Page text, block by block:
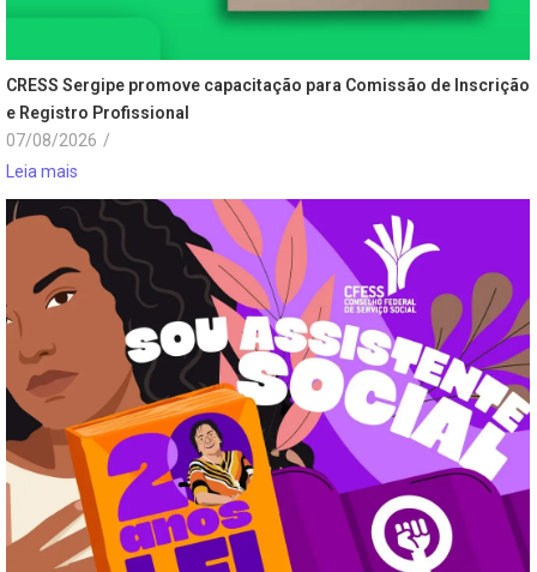
CRESS Sergipe promove capacitação para Comissão de Inscrição
e Registro Profissional
07/08/2026 /
Leia mais